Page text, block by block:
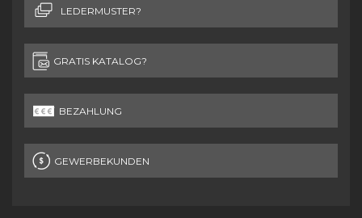
LEDERMUSTER?
GRATIS KATALOG?
BEZAHLUNG
GEWERBEKUNDEN